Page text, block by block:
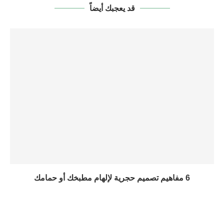
قد يعجبك أيضاً
6 مفاهيم تصميم حجرية لإلهام مطبخك أو حمامك